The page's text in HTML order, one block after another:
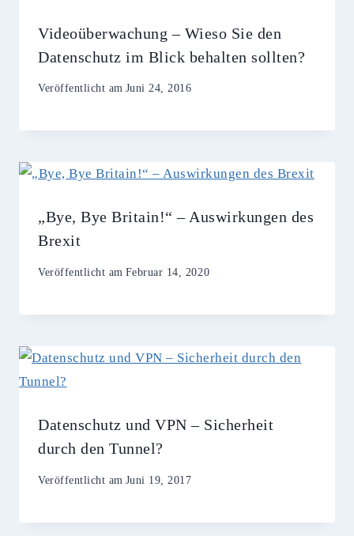
Videoüberwachung – Wieso Sie den
Datenschutz im Blick behalten sollten?
Veröffentlicht am Juni 24, 2016
„Bye, Bye Britain!“ – Auswirkungen des
Brexit
Veröffentlicht am Februar 14, 2020
Datenschutz und VPN – Sicherheit
durch den Tunnel?
Veröffentlicht am Juni 19, 2017